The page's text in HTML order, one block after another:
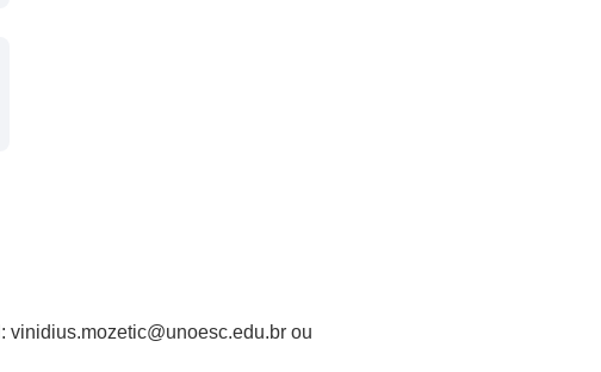
vinidius.mozetic@unoesc.edu.br ou